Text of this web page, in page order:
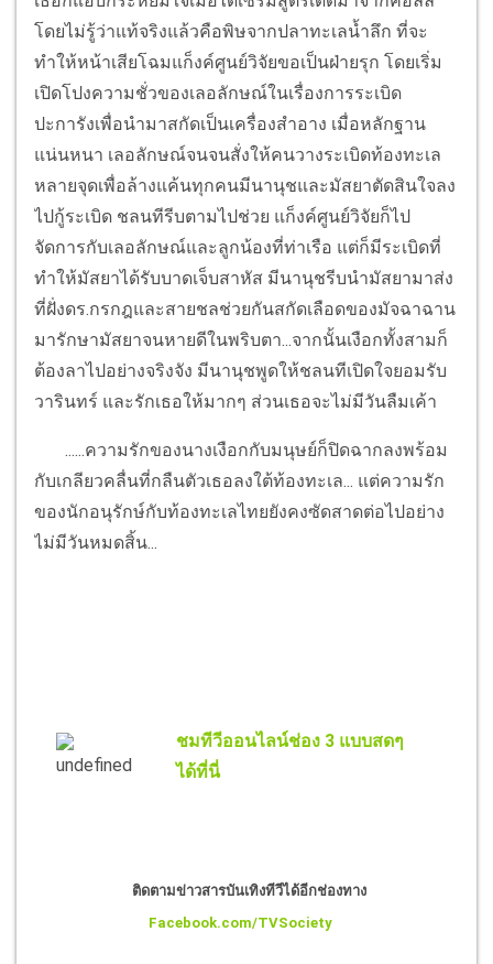
โดยไม่รู้ว่าแท้จริงแล้วคือพิษจากปลาทะเลน้ำลึก ที่จะ
ทำให้หน้าเสียโฉมแก็งค์ศูนย์วิจัยขอเป็นฝ่ายรุก โดยเริ่ม
เปิดโปงความชั่วของเลอลักษณ์ในเรื่องการระเบิด
ปะการังเพื่อนำมาสกัดเป็นเครื่องสำอาง เมื่อหลักฐาน
แน่นหนา เลอลักษณ์จนจนสั่งให้คนวางระเบิดท้องทะเล
หลายจุดเพื่อล้างแค้นทุกคนมีนานุชและมัสยาตัดสินใจลง
ไปกู้ระเบิด ชลนทีรีบตามไปช่วย แก็งค์ศูนย์วิจัยก็ไป
จัดการกับเลอลักษณ์และลูกน้องที่ท่าเรือ แต่ก็มีระเบิดที่
ทำให้มัสยาได้รับบาดเจ็บสาหัส มีนานุชรีบนำมัสยามาส่ง
ที่ฝั่งดร.กรกฎและสายชลช่วยกันสกัดเลือดของมัจฉาฉาน
มารักษามัสยาจนหายดีในพริบตา...จากนั้นเงือกทั้งสามก็
ต้องลาไปอย่างจริงจัง มีนานุชพูดให้ชลนทีเปิดใจยอมรับ
วารินทร์ และรักเธอให้มากๆ ส่วนเธอจะไม่มีวันลืมเค้า
......ความรักของนางเงือกกับมนุษย์ก็ปิดฉากลงพร้อม
กับเกลียวคลื่นที่กลืนตัวเธอลงใต้ท้องทะเล... แต่ความรัก
ของนักอนุรักษ์กับท้องทะเลไทยยังคงซัดสาดต่อไปอย่าง
ไม่มีวันหมดสิ้น...
ชมทีวีออนไลน์ช่อง 3 แบบสดๆ
ได้ที่นี่
ติดตามข่าวสารบันเทิงทีวีได้อีกช่องทาง
Facebook.com/TVSociety